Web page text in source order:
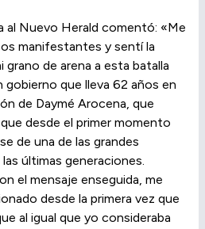
al Nuevo Herald comentó: «Me
manifestantes y sentí la
grano de arena a esta batalla
que lleva 62 años en
de Daymé Arocena, que
desde el primer momento
de una de las grandes
últimas generaciones.
el mensaje enseguida, me
desde la primera vez que
al igual que yo consideraba